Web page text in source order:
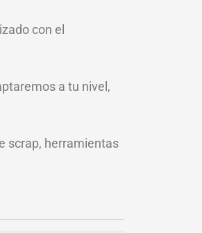
con el
a tu nivel,
scrap, herramientas